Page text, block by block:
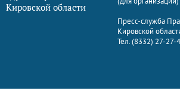
Кировской области
Пресс-служба
Кировской
Тел. (8332) 27-27-